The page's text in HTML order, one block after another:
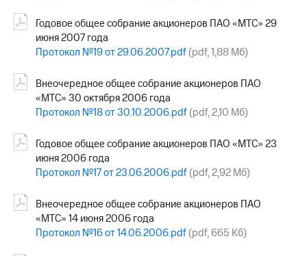
Годовое общее собрание акционеров ПАО «МТС» 29
июня 2007 года
Протокол №19 от 29.06.2007.pdf(pdf, 1,88 Мб)
Внеочередное общее собрание акционеров ПАО
«МТС» 30 октября 2006 года
Протокол №18 от 30.10.2006.pdf(pdf, 2,10 Мб)
Годовое общее собрание акционеров ПАО «МТС» 23
июня 2006 года
Протокол №17 от 23.06.2006.pdf(pdf, 2,92 Мб)
Внеочередное общее собрание акционеров ПАО
«МТС» 14 июня 2006 года
Протокол №16 от 14.06.2006.pdf(pdf, 665 Кб)